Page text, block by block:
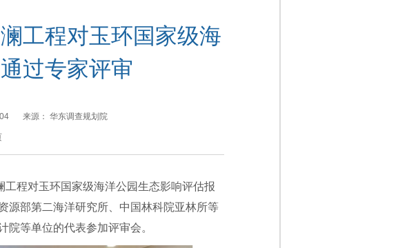
工程对玉环国家级海
过专家评审
来源： 华东调查规划院
程对玉环国家级海洋公园生态影响评估报
源部第二海洋研究所、中国林科院亚林所等
等单位的代表参加评审会。